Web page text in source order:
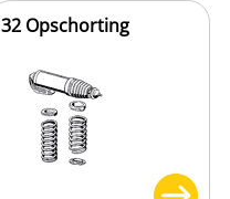
32 Opschorting